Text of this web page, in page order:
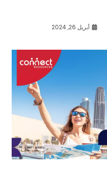
أبريل 26, 2024